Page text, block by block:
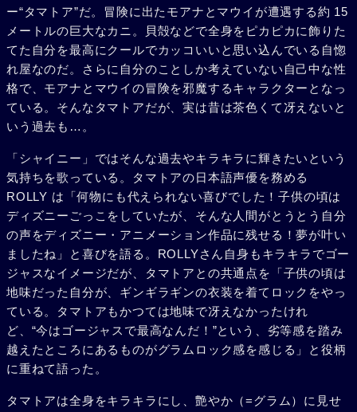
ー“タマトア”だ。冒険に出たモアナとマウイが遭遇する約 15
メートルの巨大なカニ。貝殻などで全身をピカピカに飾りた
てた自分を最高にクールでカッコいいと思い込んでいる自惚
れ屋なのだ。さらに自分のことしか考えていない自己中な性
格で、モアナとマウイの冒険を邪魔するキャラクターとなっ
ている。そんなタマトアだが、実は昔は茶色くて冴えないと
いう過去も…。
「シャイニー」ではそんな過去やキラキラに輝きたいという
気持ちを歌っている。タマトアの日本語声優を務める
ROLLY は「何物にも代えられない喜びでした！子供の頃は
ディズニーごっこをしていたが、そんな人間がとうとう自分
の声をディズニー・アニメーション作品に残せる！夢が叶い
ましたね」と喜びを語る。ROLLYさん自身もキラキラでゴー
ジャスなイメージだが、タマトアとの共通点を「子供の頃は
地味だった自分が、ギンギラギンの衣装を着てロックをやっ
ている。タマトアもかつては地味で冴えなかったけれ
ど、“今はゴージャスで最高なんだ！”という、劣等感を踏み
越えたところにあるものがグラムロック感を感じる」と役柄
に重ねて語った。
タマトアは全身をキラキラにし、艶やか（=グラム）に見せ